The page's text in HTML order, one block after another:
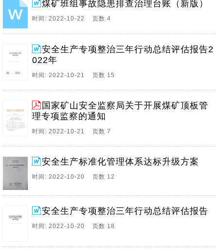
煤矿班组事故隐患排查治理台账（新版）
时间: 2022-10-22 页数 4
安全生产专项整治三年行动总结评估报告2
022年
时间: 2022-10-21 页数 15
国家矿山安全监察局关于开展煤矿顶板管
理专项监察的通知
时间: 2022-10-21 页数 7
安全生产标准化管理体系达标升级方案
时间: 2022-10-20 页数 12
安全生产专项整治三年行动总结评估报告
时间: 2022-10-20 页数 18